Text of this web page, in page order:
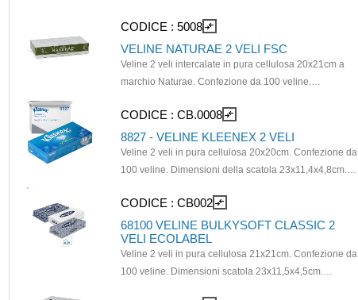
materie prime certificate FSC.
CODICE : 5008 compare_arrows
VELINE NATURAE 2 VELI FSC
Veline 2 veli intercalate in pura cellulosa 20x21cm a
marchio Naturae. Confezione da 100 veline.
dispenser da muro 20008, dispenser cromato
CAP0207 e dispenser nero opaco CP02. Prodotto con
materie prime certificate FSC.
CODICE : CB.0008 compare_arrows
8827 - VELINE KLEENEX 2 VELI
Veline 2 veli in pura cellulosa 20x20cm. Confezione da
100 veline. Dimensioni della scatola 23x11,4x4,8cm.
di contenere i costi grazie al sistema di dispensazione
a strappi singoli. Le veline Kleenex® sono certificate
FSC.
CODICE : CB002 compare_arrows
68100 VELINE BULKYSOFT CLASSIC 2
VELI ECOLABEL
Veline 2 veli in pura cellulosa 21x21cm. Confezione da
100 veline. Dimensioni scatola 23x11,5x4,5cm.